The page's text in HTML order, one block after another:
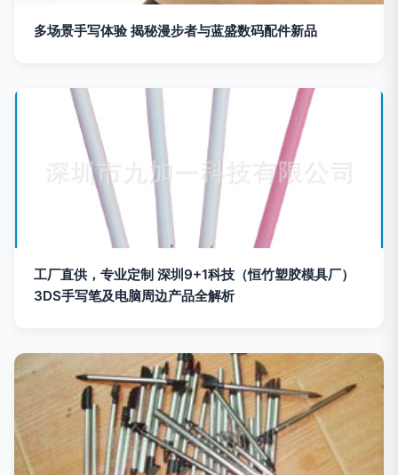
多场景手写体验 揭秘漫步者与蓝盛数码配件新品
工厂直供，专业定制 深圳9+1科技（恒竹塑胶模具厂）
3DS手写笔及电脑周边产品全解析